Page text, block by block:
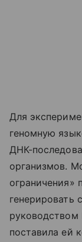
Для
геномную
ДНК-
организмов.
ограничения»
генерировать
поставила ей